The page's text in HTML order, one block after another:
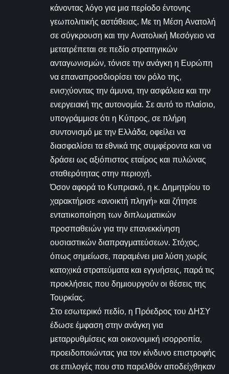
κάνοντας λόγο για μια περίοδο έντονης
γεωπολιτικής αστάθειας. Με τη Μέση Ανατολή
σε σύγκρουση και την Ανατολική Μεσόγειο να
μετατρέπεται σε πεδίο στρατηγικών
ανταγωνισμών, τόνισε την ανάγκη η Ευρώπη
να επαναπροσδιορίσει τον ρόλο της,
ενισχύοντας την άμυνα, την ασφάλεια και την
ενεργειακή της αυτονομία. Σε αυτό το πλαίσιο,
υπογράμμισε ότι η Κύπρος, σε πλήρη
συντονισμό με την Ελλάδα, οφείλει να
διασφαλίσει τα εθνικά της συμφέροντα και να
δράσει ως αξιόπιστος εταίρος και πυλώνας
σταθερότητας στην περιοχή.
Όσον αφορά το Κυπριακό, η κ. Δημητρίου το
χαρακτήρισε «ανοικτή πληγή» και ζήτησε
εντατικοποίηση των διπλωματικών
προσπαθειών για την επανεκκίνηση
ουσιαστικών διαπραγματεύσεων. Στόχος,
όπως σημείωσε, παραμένει μια λύση χωρίς
κατοχικά στρατεύματα και εγγυήσεις, παρά τις
προκλήσεις που δημιουργούν οι θέσεις της
Τουρκίας.
Στο εσωτερικό πεδίο, η Πρόεδρος του ΔΗΣΥ
έδωσε έμφαση στην ανάγκη για
μεταρρυθμίσεις και οικονομική ισορροπία,
προειδοποιώντας για τον κίνδυνο επιστροφής
σε επιλογές που στο παρελθόν αποδείχθηκαν